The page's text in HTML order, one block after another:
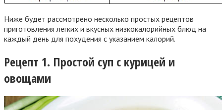
Ниже будет рассмотрено несколько простых рецептов
приготовления легких и вкусных низкокалорийных блюд на
каждый день для похудения с указанием калорий.
Рецепт 1. Простой суп с курицей и
овощами